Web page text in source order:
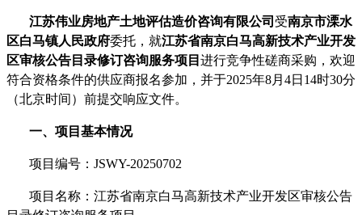
江苏伟业房地产土地评估造价咨询有限公司 受南京市溧水
区白马镇人民政府委托，就江苏省南京白马高新技术产业开发
区审核公告目录修订咨询服务项目 进行竞争性磋商采购，欢迎
符合资格条件的供应商报名参加，并于2025年8月4日14时30分
（北京时间）前提交响应文件。
一、项目基本情况
项目编号： JSWY-20250702
项目名称： 江苏省南京白马高新技术产业开发区审核公告